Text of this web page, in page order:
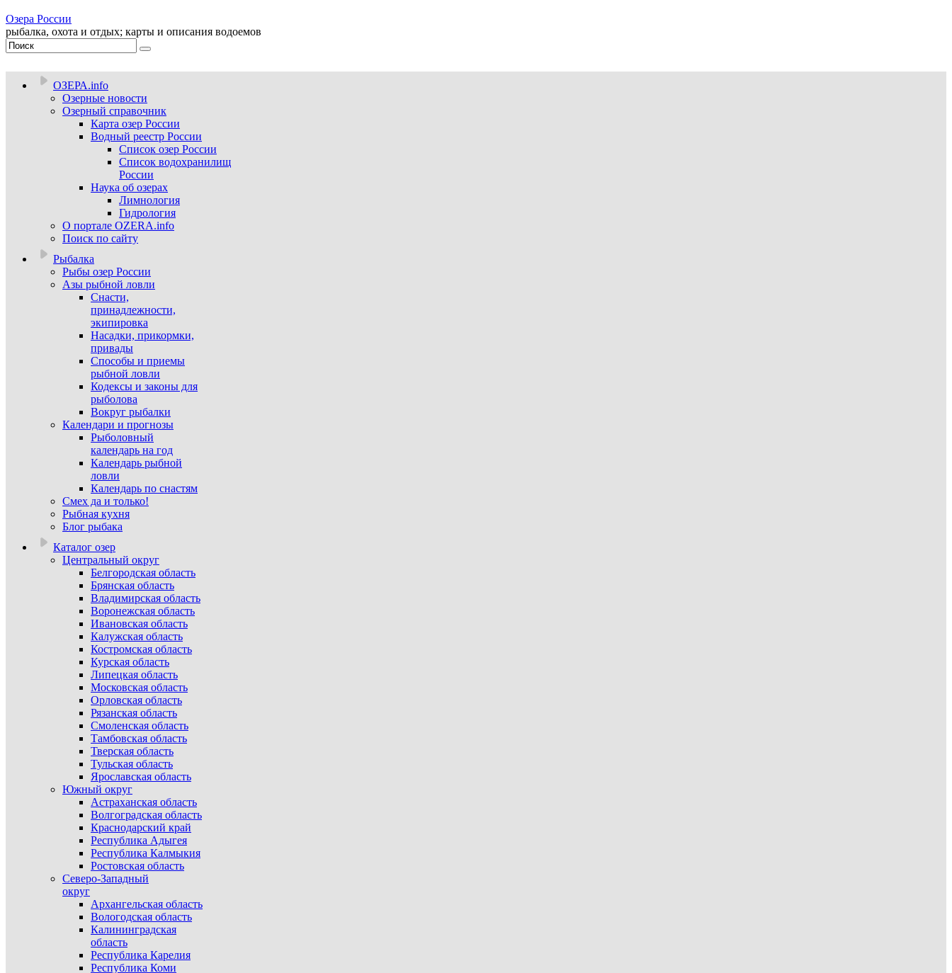
Озера России
рыбалка, охота и отдых; карты и описания водоемов
ОЗЕРА.info
Озерные новости
Озерный справочник
Карта озер России
Водный реестр России
Список озер России
Список водохранилищ
России
Наука об озерах
Лимнология
Гидрология
О портале OZERA.info
Поиск по сайту
Рыбалка
Рыбы озер России
Азы рыбной ловли
Снасти,
принадлежности,
экипировка
Насадки, прикормки,
привады
Способы и приемы
рыбной ловли
Кодексы и законы для
рыболова
Вокруг рыбалки
Календари и прогнозы
Рыболовный
календарь на год
Календарь рыбной
ловли
Календарь по снастям
Смех да и только!
Рыбная кухня
Блог рыбака
Каталог озер
Центральный округ
Белгородская область
Брянская область
Владимирская область
Воронежская область
Ивановская область
Калужская область
Костромская область
Курская область
Липецкая область
Московская область
Орловская область
Рязанская область
Смоленская область
Тамбовская область
Тверская область
Тульская область
Ярославская область
Южный округ
Астраханская область
Волгоградская область
Краснодарский край
Республика Адыгея
Республика Калмыкия
Ростовская область
Северо-Западный
округ
Архангельская область
Вологодская область
Калининградская
область
Республика Карелия
Республика Коми